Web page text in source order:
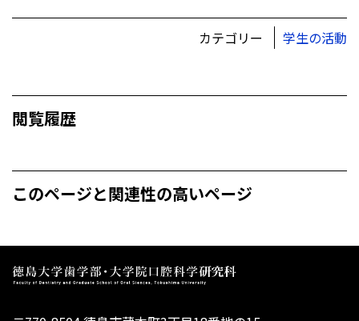
カテゴリー 学生の活動
閲覧履歴
このページと関連性の高いページ